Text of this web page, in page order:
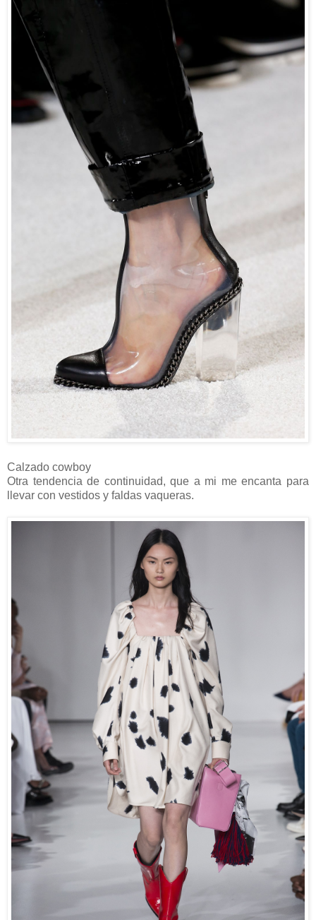
Calzado cowboy
Otra tendencia de continuidad, que a mi me encanta para
llevar con vestidos y faldas vaqueras.